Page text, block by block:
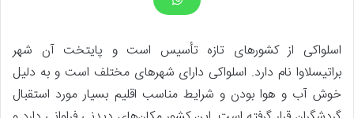
اسلواکی از کشورهای تازه تأسیس است و پایتخت آن شهر
براتیسلاوا نام دارد. اسلواکی دارای شهرهای مختلف است و به دلیل
خوش آب و هوا بودن و شرایط مناسب اقلیم بسیار مورد استقبال